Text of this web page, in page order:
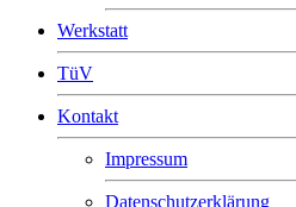
Werkstatt
TüV
Kontakt
Impressum
Datenschutzerklärung